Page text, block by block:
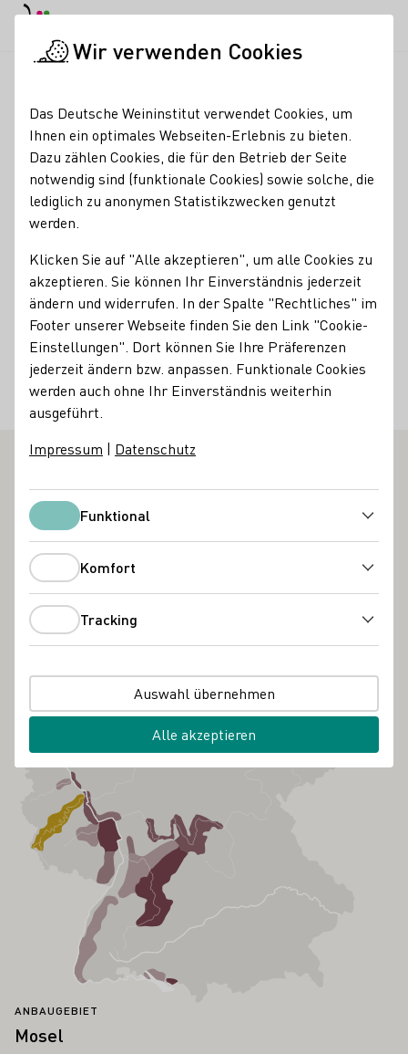
Vision Mosel Piwi-
Weinverkostung
Wir laden euch ein, rund 50 verschiedene PIWI-Weine und
ca. 15 Vision Mosel-Winzer kennenzulernen. Die offene
Verkostung findet im Keller bei "Die Mosel" in Traben-
Trarbach statt. 14.00 Uhr bis 18 Uhr. Für Essen ist
ebenfalls gesorgt. Kostenbeitrag: 15 Euro pro Person.
Parkplätze am Haus.
15
Messen
ANBAUGEBIET
Mosel
Wir verwenden Cookies
Das Deutsche Weininstitut verwendet Cookies, um
Ihnen ein optimales Webseiten-Erlebnis zu bieten.
Dazu zählen Cookies, die für den Betrieb der Seite
notwendig sind (funktionale Cookies) sowie solche, die
lediglich zu anonymen Statistikzwecken genutzt
werden.
Klicken Sie auf "Alle akzeptieren", um alle Cookies zu
akzeptieren. Sie können Ihr Einverständnis jederzeit
ändern und widerrufen. In der Spalte "Rechtliches" im
Footer unserer Webseite finden Sie den Link "Cookie-
Einstellungen". Dort können Sie Ihre Präferenzen
jederzeit ändern bzw. anpassen. Funktionale Cookies
werden auch ohne Ihr Einverständnis weiterhin
ausgeführt.
Impressum | Datenschutz
FunktionalFunktional
Komfort
Tracking
Auswahl übernehmen
Alle akzeptieren